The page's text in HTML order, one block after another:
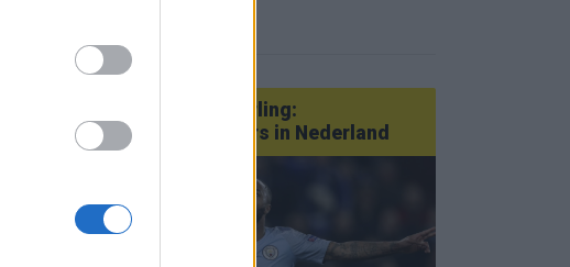
Van Götze tot Sterling:
statementtransfers in Nederland